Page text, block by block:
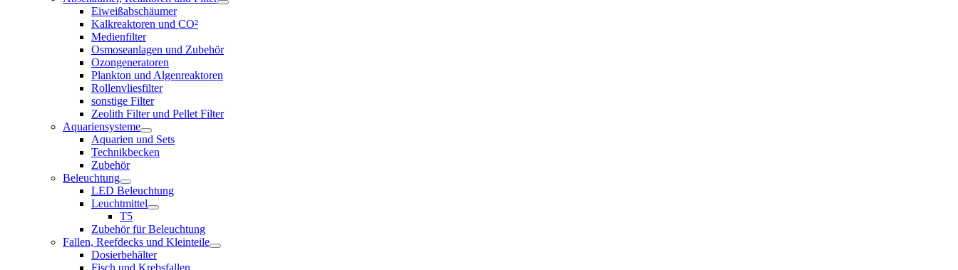
Eiweißabschäumer
Kalkreaktoren und CO²
Medienfilter
Osmoseanlagen und Zubehör
Ozongeneratoren
Plankton und Algenreaktoren
Rollenvliesfilter
sonstige Filter
Zeolith Filter und Pellet Filter
Aquariensysteme
Aquarien und Sets
Technikbecken
Zubehör
Beleuchtung
LED Beleuchtung
Leuchtmittel
T5
Zubehör für Beleuchtung
Fallen, Reefdecks und Kleinteile
Dosierbehälter
Fisch und Krebsfallen